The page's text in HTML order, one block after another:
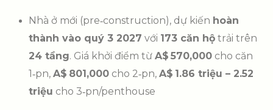
Nhà ở mới (pre‑construction), dự kiến hoàn
thành vào quý 3 2027 với 173 căn hộ trải trên
24 tầng. Giá khởi điểm từ A$ 570,000 cho căn
1‑pn, A$ 801,000 cho 2‑pn, A$ 1.86 triệu – 2.52
triệu cho 3‑pn/penthouse